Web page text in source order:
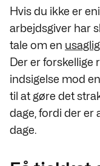
Hvis du ikke er
arbejdsgiver har
tale om en
Der er forskellige
indsigelse mod
til at gøre det
dage, fordi der er
dage.